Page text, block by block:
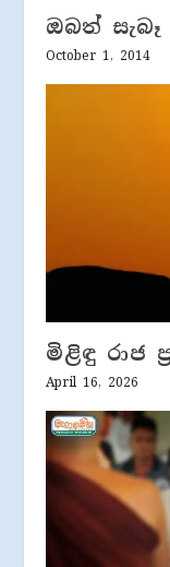
ඔබත්
October 1, 2014
මිළිඳු රාජ
April 16, 2026